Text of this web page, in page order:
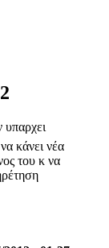
υπαρχει
κάνει νέα
του κ να